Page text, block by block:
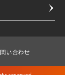
い合わせ